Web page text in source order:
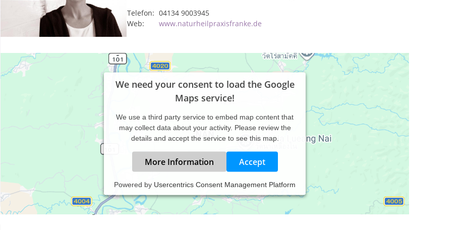
Telefon: 04134 9003945
Web:
www.naturheilpraxisfranke.de
We need your consent to load the Google
Maps service!
We use a third party service to embed map content that
may collect data about your activity. Please review the
details and accept the service to see this map.
More Information Accept
Powered by Usercentrics Consent Management Platform
Praxiszeiten:
Termine nach Vereinbarung